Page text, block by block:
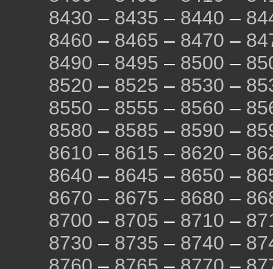
8430 – 8435 – 8440 –
8460 – 8465 – 8470 –
8490 – 8495 – 8500 –
8520 – 8525 – 8530 –
8550 – 8555 – 8560 –
8580 – 8585 – 8590 –
8610 – 8615 – 8620 –
8640 – 8645 – 8650 –
8670 – 8675 – 8680 –
8700 – 8705 – 8710 –
8730 – 8735 – 8740 –